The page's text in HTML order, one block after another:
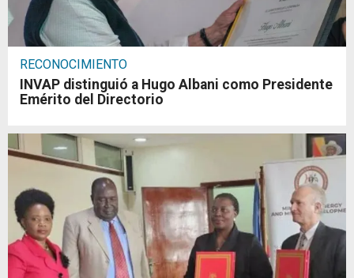
RECONOCIMIENTO
INVAP distinguió a Hugo Albani como Presidente
Emérito del Directorio